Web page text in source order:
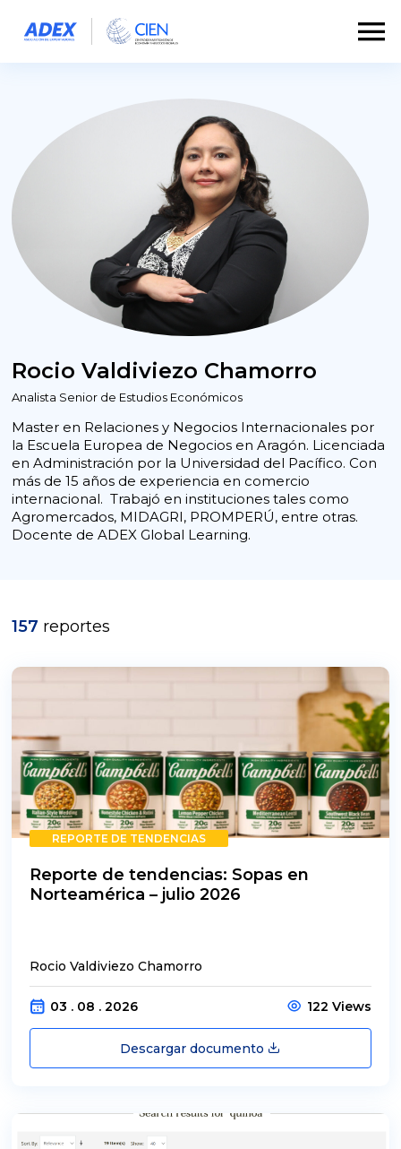
Rocio Valdiviezo Chamorro
Analista Senior de Estudios Económicos
Master en Relaciones y Negocios Internacionales por
la Escuela Europea de Negocios en Aragón. Licenciada
en Administración por la Universidad del Pacífico. Con
más de 15 años de experiencia en comercio
internacional. Trabajó en instituciones tales como
Agromercados, MIDAGRI, PROMPERÚ, entre otras.
Docente de ADEX Global Learning.
157 reportes
REPORTE DE TENDENCIAS
Reporte de tendencias: Sopas en
Norteamérica – julio 2026
Rocio Valdiviezo Chamorro
03 . 08 . 2026 122 Views
Descargar documento